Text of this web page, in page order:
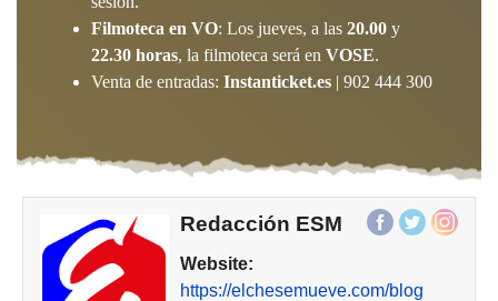
Filmoteca en VO: Los jueves, a las 20.00 y
22.30 horas, la filmoteca será en VOSE.
Venta de entradas: Instanticket.es | 902 444 300
Redacción ESM
Website:
https://elchesemueve.com/blog